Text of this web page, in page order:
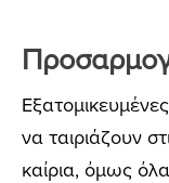
να ταιριάζουν
καίρια, όμως